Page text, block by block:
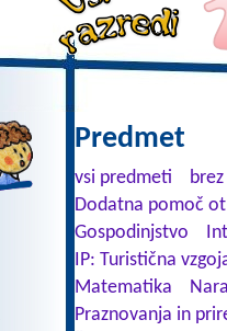
Predmet
vsi predmeti
Dodatna pomoč
Gospodinjstvo
IP: Turistična
Matematika
Praznovanja in